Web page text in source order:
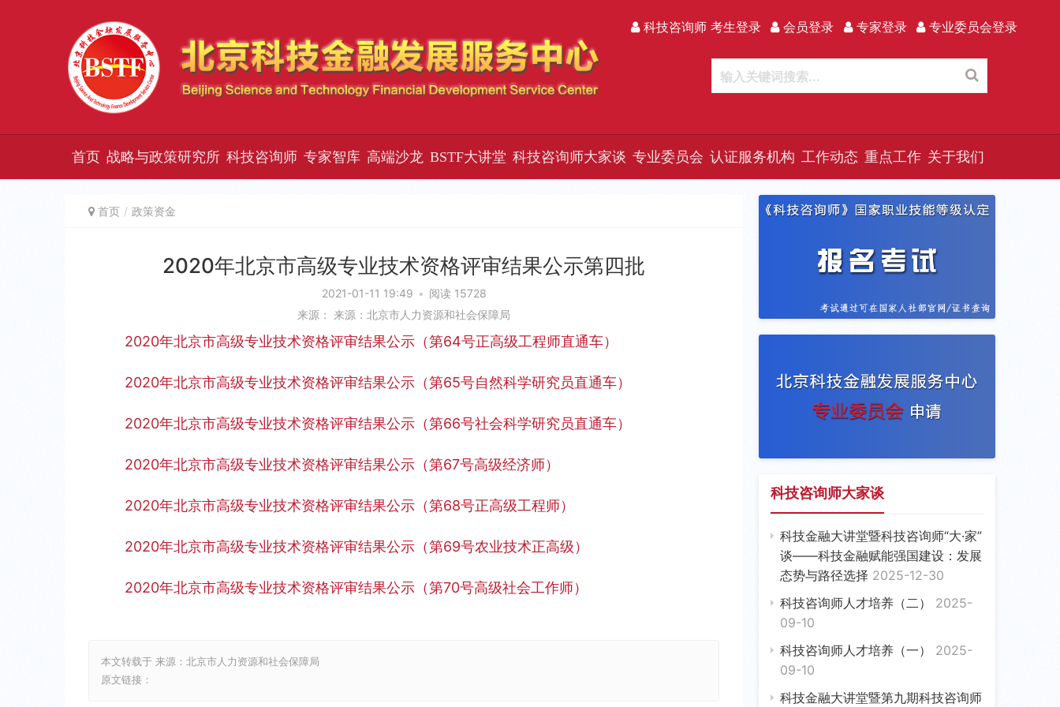
科技咨询师 考生登录 会员登录 专家登录 专业委员会登录
首页 战略与政策研究所 科技咨询师 专家智库 高端沙龙 BSTF大讲堂 科技咨询师大家谈 专业委员会 认证服务机构 工作动态 重点工作 关于我们
首页 政策资金
2020年北京市高级专业技术资格评审结果公示第四批
2021-01-11 19:49 • 阅读 15728
来源： 来源：北京市人力资源和社会保障局
2020年北京市高级专业技术资格评审结果公示（第64号正高级工程师直通车）
2020年北京市高级专业技术资格评审结果公示（第65号自然科学研究员直通车）
2020年北京市高级专业技术资格评审结果公示（第66号社会科学研究员直通车）
2020年北京市高级专业技术资格评审结果公示（第67号高级经济师）
2020年北京市高级专业技术资格评审结果公示（第68号正高级工程师）
2020年北京市高级专业技术资格评审结果公示（第69号农业技术正高级）
2020年北京市高级专业技术资格评审结果公示（第70号高级社会工作师）
本文转载于 来源：北京市人力资源和社会保障局
原文链接：
科技咨询师大家谈
科技金融大讲堂暨科技咨询师“大·家”
谈——科技金融赋能强国建设：发展
态势与路径选择 2025-12-30
科技咨询师人才培养（二） 2025-
09-10
科技咨询师人才培养（一） 2025-
09-10
科技金融大讲堂暨第九期科技咨询师